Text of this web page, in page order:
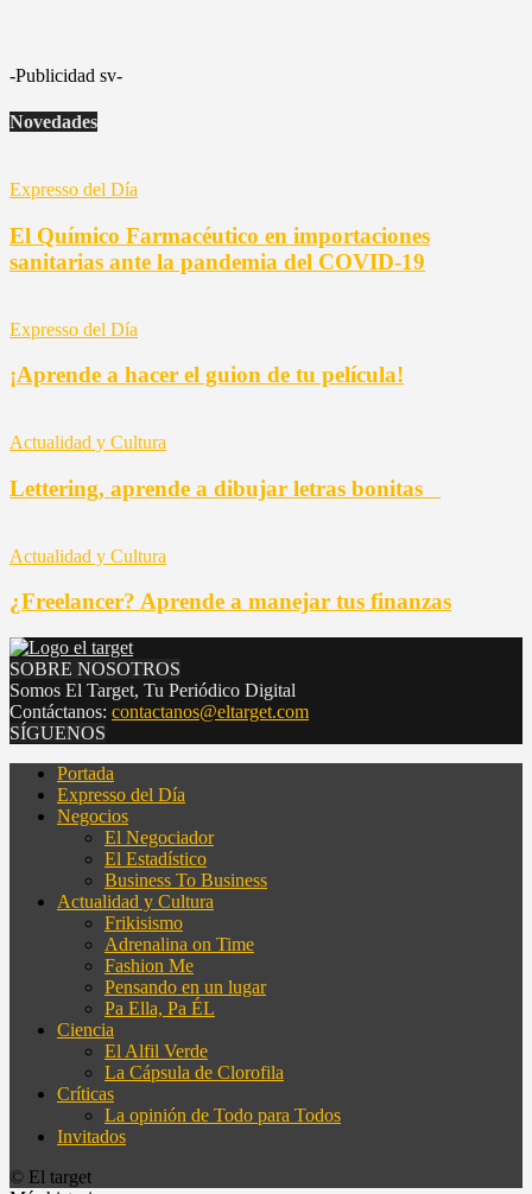
-Publicidad sv-
Novedades
Expresso del Día
El Químico Farmacéutico en importaciones
sanitarias ante la pandemia del COVID-19
Expresso del Día
¡Aprende a hacer el guion de tu película!
Actualidad y Cultura
Lettering, aprende a dibujar letras bonitas
Actualidad y Cultura
¿Freelancer? Aprende a manejar tus finanzas
SOBRE NOSOTROS
Somos El Target, Tu Periódico Digital
Contáctanos: contactanos@eltarget.com
SÍGUENOS
Portada
Expresso del Día
Negocios
El Negociador
El Estadístico
Business To Business
Actualidad y Cultura
Frikisismo
Adrenalina on Time
Fashion Me
Pensando en un lugar
Pa Ella, Pa ÉL
Ciencia
El Alfil Verde
La Cápsula de Clorofila
Críticas
La opinión de Todo para Todos
Invitados
© El target